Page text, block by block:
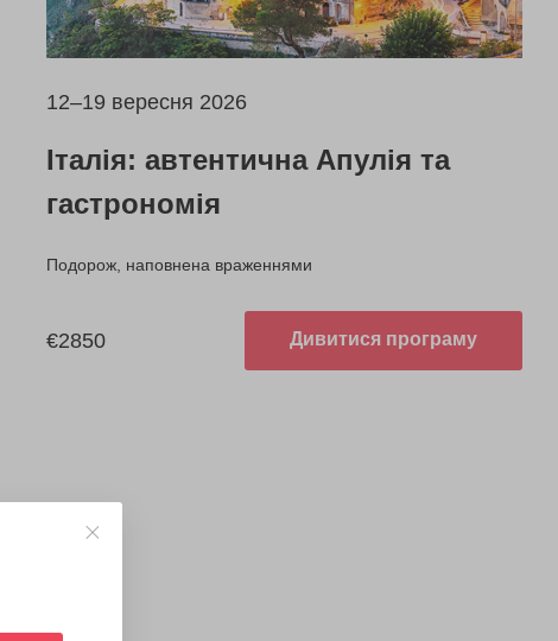
12–19 вересня 2026
Італія: автентична Апулія та
гастрономія
Подорож, наповнена враженнями
€2850 Дивитися програму